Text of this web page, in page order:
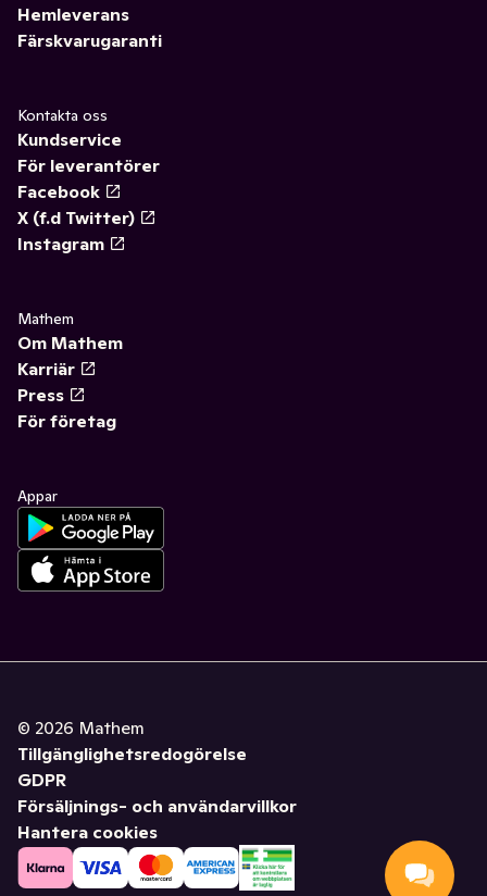
Hemleverans
Färskvarugaranti
Kontakta oss
Kundservice
För leverantörer
Facebook
X (f.d Twitter)
Instagram
Mathem
Om Mathem
Karriär
Press
För företag
Appar
© 2026 Mathem
Tillgänglighetsredogörelse
GDPR
Försäljnings- och användarvillkor
Hantera cookies